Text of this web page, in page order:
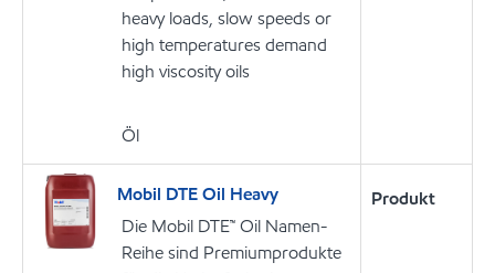
heavy loads, slow speeds or
high temperatures demand
high viscosity oils
Öl
Mobil DTE Oil Heavy
Die Mobil DTE™ Oil Namen-
Reihe sind Premiumprodukte
Produkt